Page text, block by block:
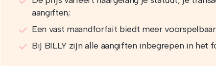
aangiften;
Een vast maandforfait biedt meer
Bij BILLY zijn alle aangiften inbegrepen in het